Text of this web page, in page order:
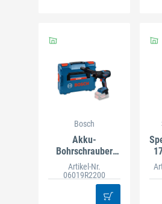
Bosch
Akku-
Bohrschrauber
EXPERT EXSR
18V-150 (ohne
Akku u.
Ladegerät) in L-
Artikel-Nr.
06019R2200